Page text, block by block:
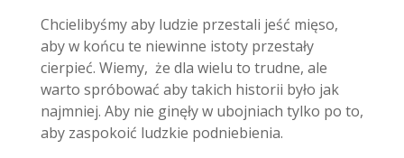
Chcielibyśmy aby ludzie przestali jeść mięso,
aby w końcu te niewinne istoty przestały
cierpieć. Wiemy, że dla wielu to trudne, ale
warto spróbować aby takich historii było jak
najmniej. Aby nie ginęły w ubojniach tylko po to,
aby zaspokoić ludzkie podniebienia.